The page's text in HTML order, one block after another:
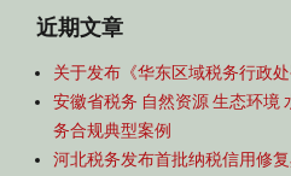
近期文章
关于发布《华东区域税务行政
安徽省税务 自然资源 生态环境
务合规典型案例
河北税务发布首批纳税信用修